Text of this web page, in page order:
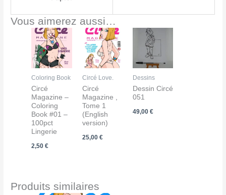
Vous aimerez aussi…
Coloring Book
Circé
Magazine –
Coloring
Book #01 –
100pct
Lingerie
2,50€
Circé Love.
Circé
Magazine ,
Tome 1
(English
version)
25,00 €
Dessins
Dessin Circé
051
49,00 €
Produits similaires